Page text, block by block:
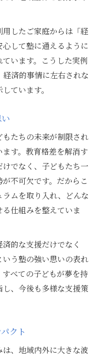
したご家庭からは「経
して塾に通えるように
います。こうした実例
済的事情に左右されな
ています。
たちの未来が制限され
す。教育格差を解消す
でなく、子どもたち一
不可欠です。だからこ
ムを取り入れ、どんな
仕組みを整えていま
的な支援だけでなく
いう塾の強い思いの表れ
べての子どもが夢を持
、今後も多様な支援策
クト
、地域内外に大きな波